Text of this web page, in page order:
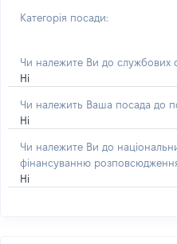
Категорія посади:
Чи належите Ви до службових
Ні
Чи належить Ваша посада до
Ні
Чи належите Ви до
фінансуванню
Ні